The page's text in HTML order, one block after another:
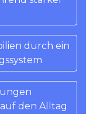
durch ein
den Alltag